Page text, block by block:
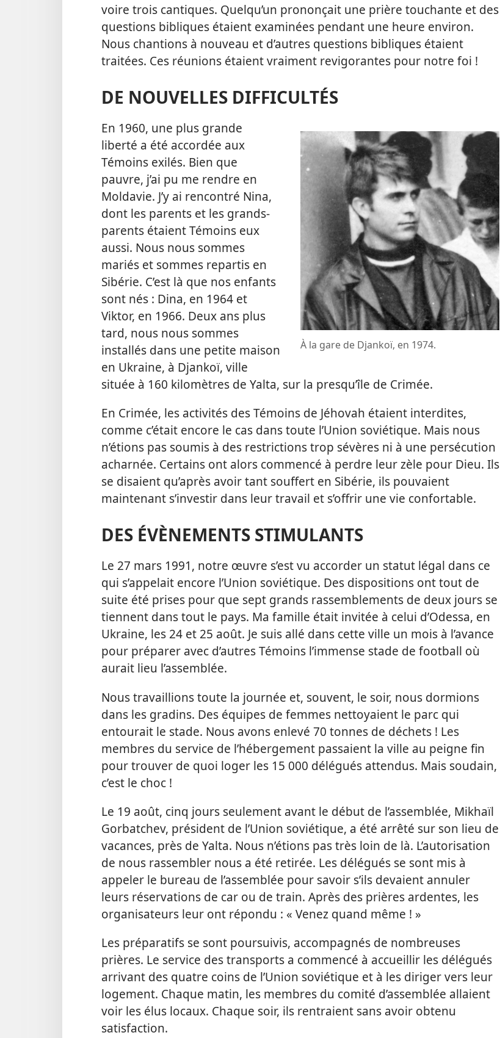
voire trois cantiques. Quelqu’un prononçait une prière touchante et des
questions bibliques étaient examinées pendant une heure environ.
Nous chantions à nouveau et d’autres questions bibliques étaient
traitées. Ces réunions étaient vraiment revigorantes pour notre foi !
DE NOUVELLES DIFFICULTÉS
À la gare de Djankoï, en 1974.
En 1960, une plus grande
liberté a été accordée aux
Témoins exilés. Bien que
pauvre, j’ai pu me rendre en
Moldavie. J’y ai rencontré Nina,
dont les parents et les grands-
parents étaient Témoins eux
aussi. Nous nous sommes
mariés et sommes repartis en
Sibérie. C’est là que nos enfants
sont nés : Dina, en 1964 et
Viktor, en 1966. Deux ans plus
tard, nous nous sommes
installés dans une petite maison
en Ukraine, à Djankoï, ville
située à 160 kilomètres de Yalta, sur la presqu’île de Crimée.
En Crimée, les activités des Témoins de Jéhovah étaient interdites,
comme c’était encore le cas dans toute l’Union soviétique. Mais nous
n’étions pas soumis à des restrictions trop sévères ni à une persécution
acharnée. Certains ont alors commencé à perdre leur zèle pour Dieu. Ils
se disaient qu’après avoir tant souffert en Sibérie, ils pouvaient
maintenant s’investir dans leur travail et s’offrir une vie confortable.
DES ÉVÈNEMENTS STIMULANTS
Le 27 mars 1991, notre œuvre s’est vu accorder un statut légal dans ce
qui s’appelait encore l’Union soviétique. Des dispositions ont tout de
suite été prises pour que sept grands rassemblements de deux jours se
tiennent dans tout le pays. Ma famille était invitée à celui d’Odessa, en
Ukraine, les 24 et 25 août. Je suis allé dans cette ville un mois à l’avance
pour préparer avec d’autres Témoins l’immense stade de football où
aurait lieu l’assemblée.
Nous travaillions toute la journée et, souvent, le soir, nous dormions
dans les gradins. Des équipes de femmes nettoyaient le parc qui
entourait le stade. Nous avons enlevé 70 tonnes de déchets ! Les
membres du service de l’hébergement passaient la ville au peigne fin
pour trouver de quoi loger les 15 000 délégués attendus. Mais soudain,
c’est le choc !
Le 19 août, cinq jours seulement avant le début de l’assemblée, Mikhaïl
Gorbatchev, président de l’Union soviétique, a été arrêté sur son lieu de
vacances, près de Yalta. Nous n’étions pas très loin de là. L’autorisation
de nous rassembler nous a été retirée. Les délégués se sont mis à
appeler le bureau de l’assemblée pour savoir s’ils devaient annuler
leurs réservations de car ou de train. Après des prières ardentes, les
organisateurs leur ont répondu : « Venez quand même ! »
Les préparatifs se sont poursuivis, accompagnés de nombreuses
prières. Le service des transports a commencé à accueillir les délégués
arrivant des quatre coins de l’Union soviétique et à les diriger vers leur
logement. Chaque matin, les membres du comité d’assemblée allaient
voir les élus locaux. Chaque soir, ils rentraient sans avoir obtenu
satisfaction.